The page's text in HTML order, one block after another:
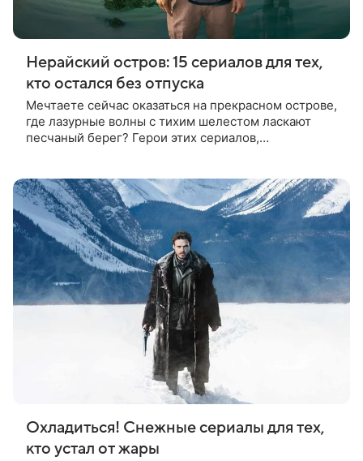
Нерайский остров: 15 сериалов для тех,
кто остался без отпуска
Мечтаете сейчас оказаться на прекрасном острове,
где лазурные волны с тихим шелестом ласкают
песчаный берег? Герои этих сериалов,
оказаться райским!
Охладиться! Снежные сериалы для тех,
кто устал от жары